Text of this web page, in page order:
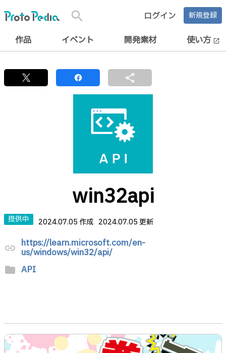
search ログイン 新規登録
作品 イベント 開発素材 使い方 open_in_new
share
win32api
提供中 2024.07.05 作成 2024.07.05 更新
link https://learn.microsoft.com/en-
us/windows/win32/api/
folder API